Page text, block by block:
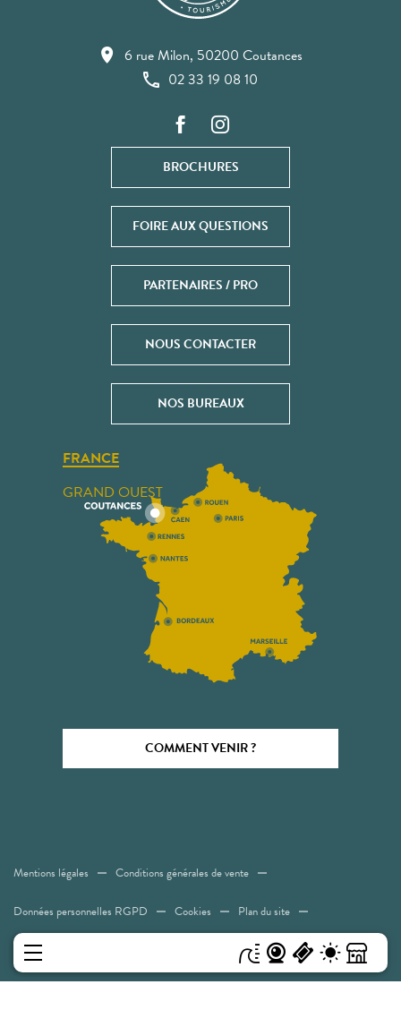
6 rue Milon, 50200 Coutances
02 33 19 08 10
BROCHURES
FOIRE AUX QUESTIONS
PARTENAIRES / PRO
NOUS CONTACTER
NOS BUREAUX
FRANCE
GRAND OUEST
COMMENT VENIR ?
Mentions légales Conditions générales de vente
Données personnelles RGPD Cookies Plan du site
Accessibilité: Non conforme